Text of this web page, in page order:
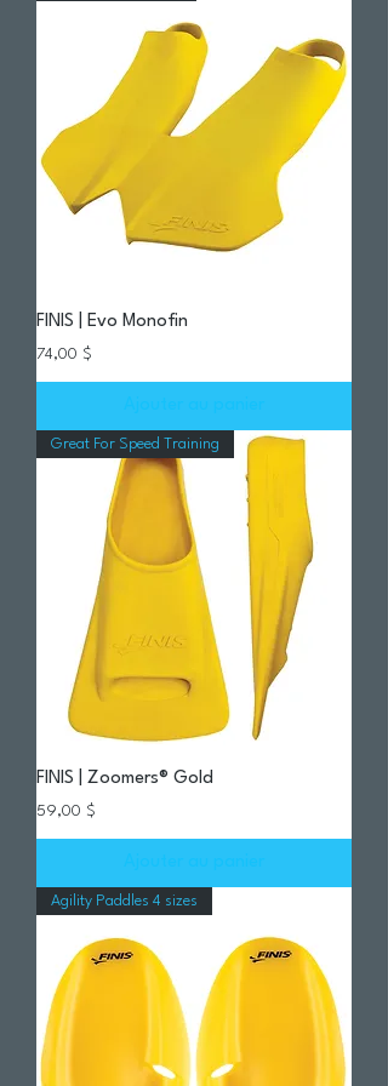
FINIS | Evo Monofin
Prix
74,00 $
Great For Speed Training
FINIS | Zoomers® Gold
Prix
59,00 $
Agility Paddles 4 sizes